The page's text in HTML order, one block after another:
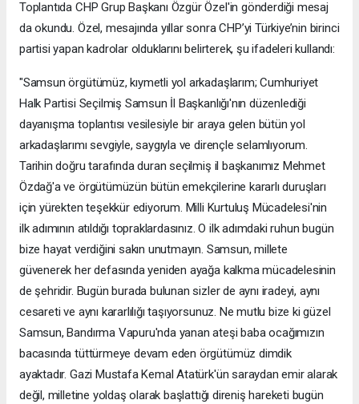
Toplantıda CHP Grup Başkanı Özgür Özel'in gönderdiği mesaj
da okundu. Özel, mesajında yıllar sonra CHP’yi Türkiye’nin birinci
partisi yapan kadrolar olduklarını belirterek, şu ifadeleri kullandı:
"Samsun örgütümüz, kıymetli yol arkadaşlarım; Cumhuriyet
Halk Partisi Seçilmiş Samsun İl Başkanlığı'nın düzenlediği
dayanışma toplantısı vesilesiyle bir araya gelen bütün yol
arkadaşlarımı sevgiyle, saygıyla ve dirençle selamlıyorum.
Tarihin doğru tarafında duran seçilmiş il başkanımız Mehmet
Özdağ'a ve örgütümüzün bütün emekçilerine kararlı duruşları
için yürekten teşekkür ediyorum. Milli Kurtuluş Mücadelesi'nin
ilk adımının atıldığı topraklardasınız. O ilk adımdaki ruhun bugün
bize hayat verdiğini sakın unutmayın. Samsun, millete
güvenerek her defasında yeniden ayağa kalkma mücadelesinin
de şehridir. Bugün burada bulunan sizler de aynı iradeyi, aynı
cesareti ve aynı kararlılığı taşıyorsunuz. Ne mutlu bize ki güzel
Samsun, Bandırma Vapuru'nda yanan ateşi baba ocağımızın
bacasında tüttürmeye devam eden örgütümüz dimdik
ayaktadır. Gazi Mustafa Kemal Atatürk'ün saraydan emir alarak
değil, milletine yoldaş olarak başlattığı direniş hareketi bugün